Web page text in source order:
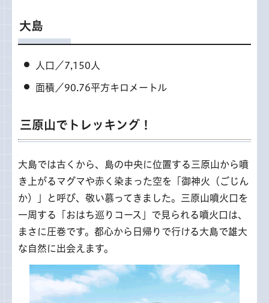
大島
人口／7,150人
面積／90.76平方キロメートル
三原山でトレッキング！
大島では古くから、島の中央に位置する三原山から噴
き上がるマグマや赤く染まった空を「御神火（ごじん
か）」と呼び、敬い慕ってきました。三原山噴火口を
一周する「おはち巡りコース」で見られる噴火口は、
まさに圧巻です。都心から日帰りで行ける大島で雄大
な自然に出会えます。